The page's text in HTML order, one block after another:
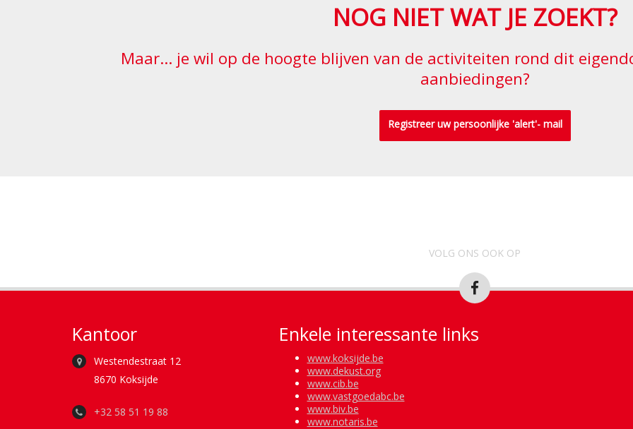
NOG NIET WAT JE ZOEKT?
Maar... je wil op de hoogte blijven van de activiteiten rond dit
aanbiedingen?
Registreer uw persoonlijke 'alert'- mail
VOLG ONS OOK OP
Kantoor
Westendestraat 12
8670 Koksijde
+32 58 51 19 88
Enkele interessante links
www.koksijde.be
www.dekust.org
www.cib.be
www.vastgoedabc.be
www.biv.be
www.notaris.be